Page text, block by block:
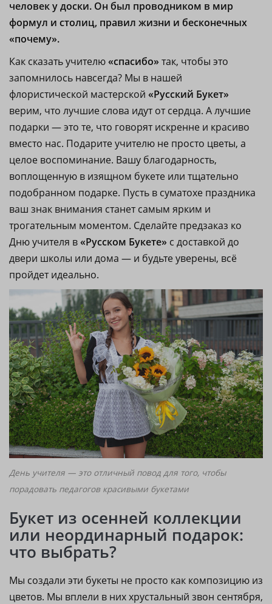
человек у доски. Он был проводником в мир
формул и столиц, правил жизни и бесконечных
«почему».
Как сказать учителю«спасибо»так, чтобы это
запомнилось навсегда? Мы в нашей
флористической мастерской «Русский Букет»
верим, что лучшие слова идут от сердца. А лучшие
подарки — это те, что говорят искренне и красиво
вместо нас. Подарите учителю не просто цветы, а
целое воспоминание. Вашу благодарность,
воплощенную в изящном букете или тщательно
подобранном подарке. Пусть в суматохе праздника
ваш знак внимания станет самым ярким и
трогательным моментом. Сделайте предзаказ ко
Дню учителя в«Русском Букете» с доставкой до
двери школы или дома — и будьте уверены, всё
пройдет идеально.
День учителя — это отличный повод для того, чтобы
порадовать педагогов красивыми букетами
Букет из осенней коллекции
или неординарный подарок:
что выбрать?
Мы создали эти букеты не просто как композицию из
цветов. Мы вплели в них хрустальный звон сентября,